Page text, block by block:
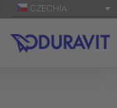
CZECHIA